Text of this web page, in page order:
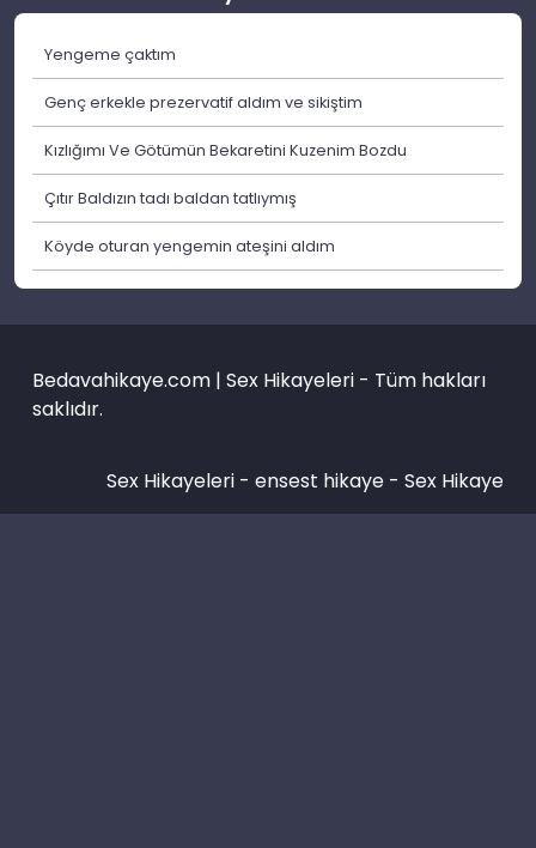
Yengeme çaktım
Genç erkekle prezervatif aldım ve sikiştim
Kızlığımı Ve Götümün Bekaretini Kuzenim Bozdu
Çıtır Baldızın tadı baldan tatlıymış
Köyde oturan yengemin ateşini aldım
Bedavahikaye.com | Sex Hikayeleri - Tüm hakları
saklıdır.
Sex Hikayeleri - ensest hikaye - Sex Hikaye